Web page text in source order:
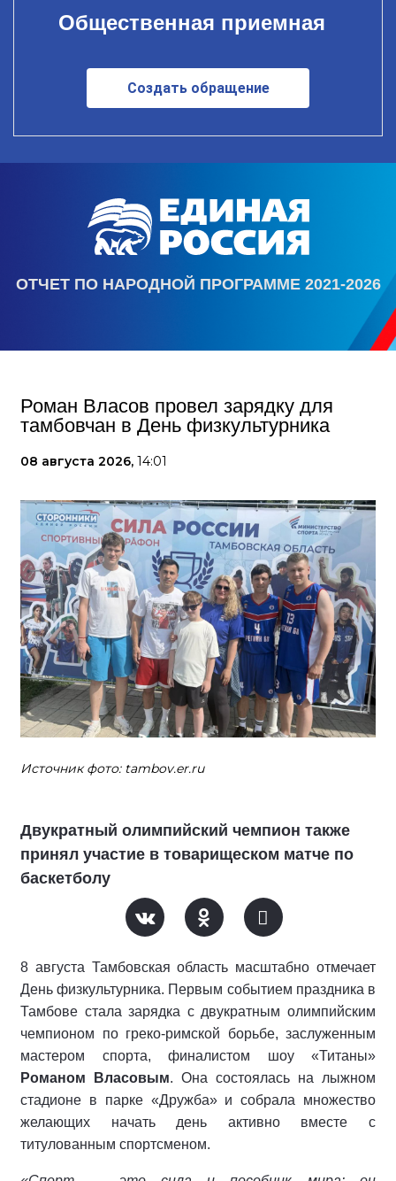
Общественная приемная
Создать обращение
ОТЧЕТ ПО НАРОДНОЙ ПРОГРАММЕ 2021-2026
Роман Власов провел зарядку для
тамбовчан в День физкультурника
08 августа 2026, 14:01
Источник фото: tambov.er.ru
Двукратный олимпийский чемпион также
принял участие в товарищеском матче по
баскетболу
8 августа Тамбовская область масштабно отмечает
День физкультурника. Первым событием праздника в
Тамбове стала зарядка с двукратным олимпийским
чемпионом по греко-римской борьбе, заслуженным
мастером спорта, финалистом шоу «Титаны»
Романом Власовым. Она состоялась на лыжном
стадионе в парке «Дружба» и собрала множество
желающих начать день активно вместе с
титулованным спортсменом.